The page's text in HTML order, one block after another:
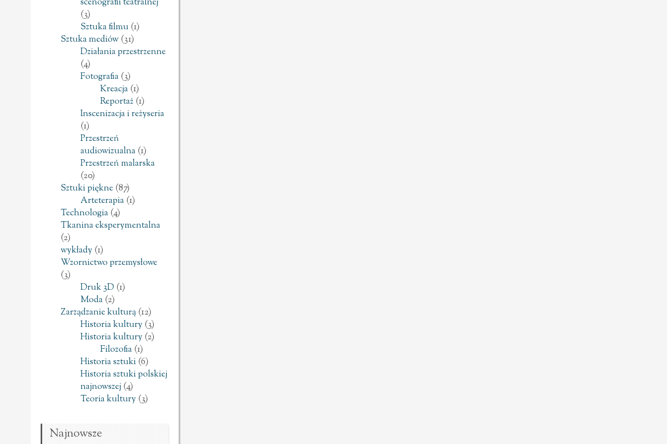
(3)
Sztuka filmu(1)
Sztuka mediów(31)
Działania przestrzenne
(4)
Fotografia(3)
Kreacja(1)
Reportaż(1)
Inscenizacja i reżyseria
(1)
Przestrzeń
audiowizualna(1)
Przestrzeń malarska
(20)
Sztuki piękne(87)
Arteterapia(1)
Technologia(4)
Tkanina eksperymentalna
(2)
wykłady(1)
Wzornictwo przemysłowe
(3)
Druk 3D (1)
Moda(2)
Zarządzanie kulturą(12)
Historia kultury(3)
Historia kultury(2)
Filozofia(1)
Historia sztuki(6)
Historia sztuki polskiej
najnowszej(4)
Teoria kultury(3)
Najnowsze